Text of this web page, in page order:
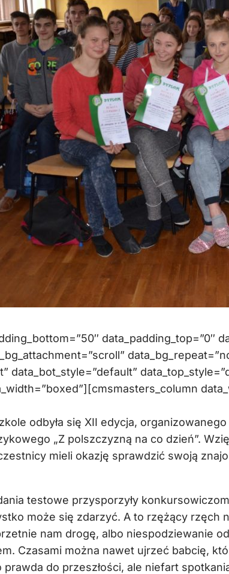
data_padding_top=”0″
data_bot_style=”default”
odbyła się XII edycja,
„Z polszczyzną na co dzień”.
mieli okazję sprawdzić swoją
testowe przysporzyły
może się zdarzyć. A to rzężący rzęch
nam drogę, albo niespodziewanie
Czasami można nawet ujrzeć babcię,
do przeszłości, ale niefart